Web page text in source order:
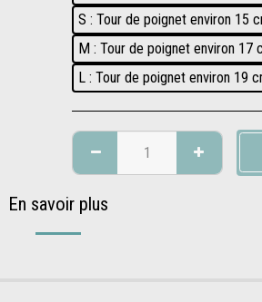
S : Tour de poignet environ 15
M : Tour de poignet environ 17
L : Tour de poignet environ 19
En savoir plus